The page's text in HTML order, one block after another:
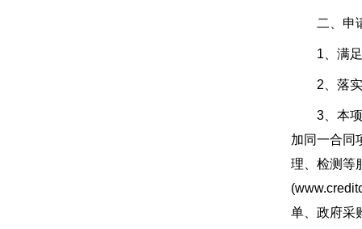
二、申请
1、满足
2、落实
3、本项目
加同一合同
理、检测等
单、政府采